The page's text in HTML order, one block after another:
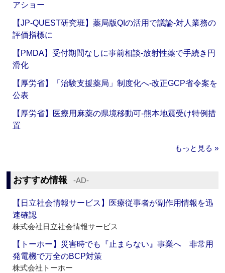
アショー
【JP-QUEST研究班】薬局版QIの活用で議論‐対人業務の
評価指標に
【PMDA】受付期間なしに事前相談‐放射性薬で手続き円
滑化
【厚労省】「治験支援薬局」制度化へ‐改正GCP省令案を
公表
【厚労省】医療用麻薬の県境移動可‐熊本地震受け特例措
置
もっと見る »
おすすめ情報 ‐AD‐
【日立社会情報サービス】医療従事者が副作用情報を迅
速確認
株式会社日立社会情報サービス
【トーホー】災害時でも『止まらない』事業へ 非常用
発電機で万全のBCP対策
株式会社トーホー